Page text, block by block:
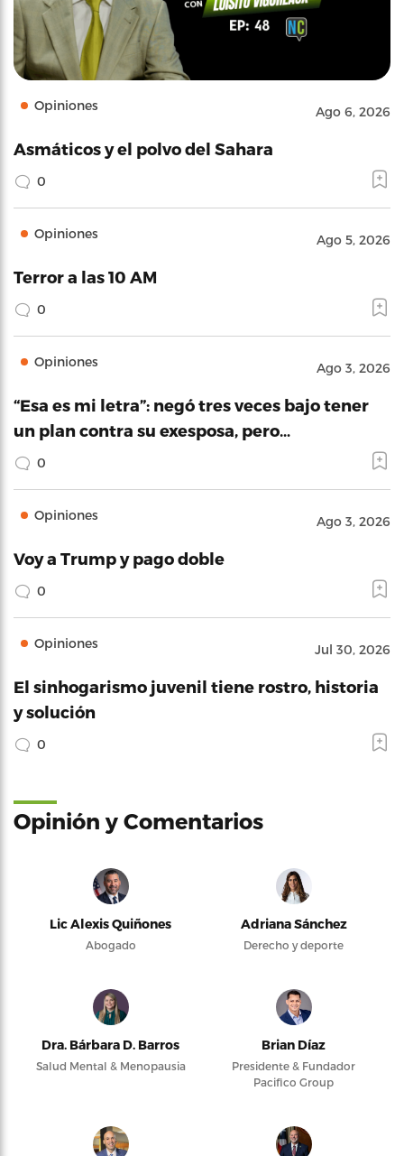
Opiniones Ago 6, 2026
Asmáticos y el polvo del Sahara
0
Opiniones Ago 5, 2026
Terror a las 10 AM
0
Opiniones Ago 3, 2026
“Esa es mi letra”: negó tres veces bajo tener
un plan contra su exesposa, pero…
0
Opiniones Ago 3, 2026
Voy a Trump y pago doble
0
Opiniones Jul 30, 2026
El sinhogarismo juvenil tiene rostro, historia
y solución
0
Opinión y Comentarios
Lic Alexis Quiñones
Abogado
Adriana Sánchez
Derecho y deporte
Dra. Bárbara D. Barros
Salud Mental & Menopausia
Brian Díaz
Presidente & Fundador
Pacifico Group